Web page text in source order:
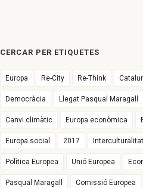
CERCAR PER ETIQUETES
Europa Re-City Re-Think
Democràcia Llegat Pasqual Maragall
Canvi climàtic Europa econòmica
Europa social 2017 Interculturalitat
Política Europea Unió Europea
Pasqual Maragall Comissió Europea